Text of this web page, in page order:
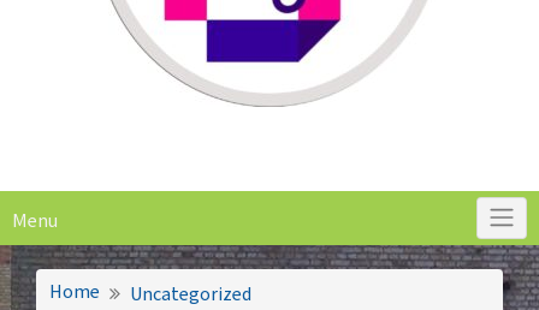
Menu
Home
Uncategorized